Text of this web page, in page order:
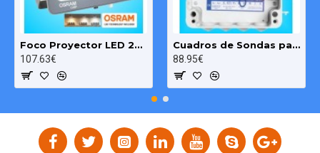
Foco Proyector LED 200W OSRAM IP65 Color Ajustable Exterior e Interior
107.63€
Cuadros de Sondas para bomba Sumergibles 3.00 HP monofásico Pozo MAXGE
88.95€